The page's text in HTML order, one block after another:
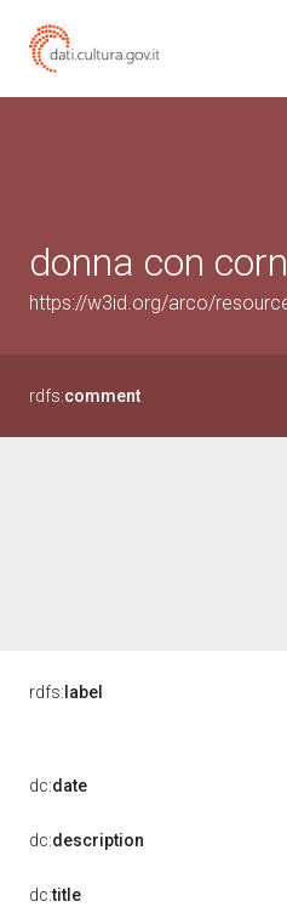
donna con
https://w3id.org/arco/
rdfs:comment
rdfs: label
dc:date
dc:description
dc:title